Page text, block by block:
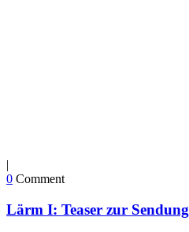
|
0 Comment
Lärm I: Teaser zur Sendung